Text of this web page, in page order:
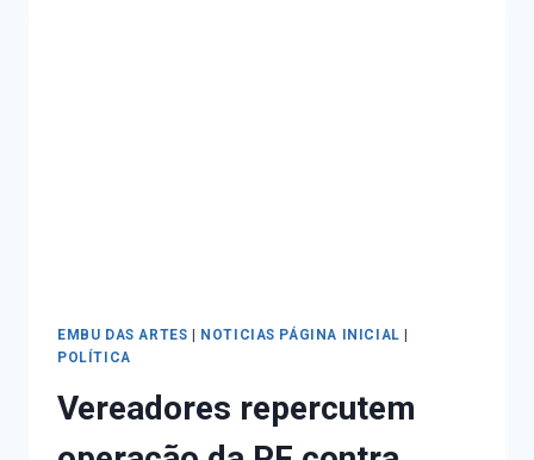
EMBU DAS ARTES NOTICIAS PÁGINA INICIAL
POLÍTICA
Vereadores repercutem